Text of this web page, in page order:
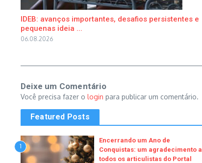
IDEB: avanços importantes, desafios persistentes e
pequenas ideia ...
06.08.2026
Deixe um Comentário
Você precisa fazer o login para publicar um comentário.
Featured Posts
1
Encerrando um Ano de
Conquistas: um agradecimento a
todos os articulistas do Portal